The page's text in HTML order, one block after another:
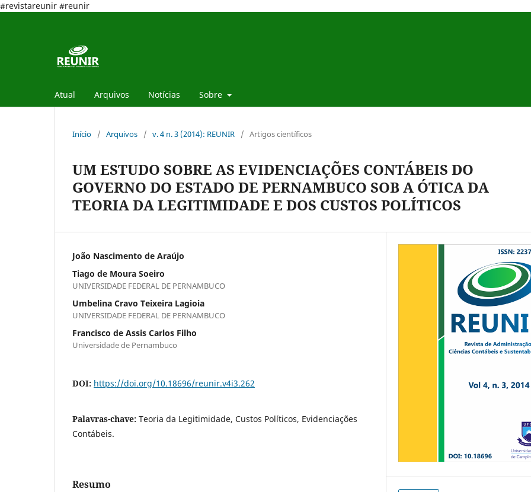
#revistareunir #reunir
Atual Arquivos Notícias Sobre
Início / Arquivos / v. 4 n. 3 (2014): REUNIR / Artigos científicos
UM ESTUDO SOBRE AS EVIDENCIAÇÕES CONTÁBEIS DO
GOVERNO DO ESTADO DE PERNAMBUCO SOB A ÓTICA DA
TEORIA DA LEGITIMIDADE E DOS CUSTOS POLÍTICOS
João Nascimento de Araújo
Tiago de Moura Soeiro
UNIVERSIDADE FEDERAL DE PERNAMBUCO
Umbelina Cravo Teixeira Lagioia
UNIVERSIDADE FEDERAL DE PERNAMBUCO
Francisco de Assis Carlos Filho
Universidade de Pernambuco
DOI: https://doi.org/10.18696/reunir.v4i3.262
Palavras-chave: Teoria da Legitimidade, Custos Políticos, Evidenciações
Contábeis.
Resumo